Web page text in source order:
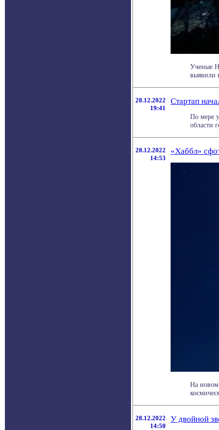
Ученые
выявили
28.12.2022
19:41
Стартап
По мере
области
28.12.2022
14:53
«Хаббл»
На новом
28.12.2022
14:50
У двойной